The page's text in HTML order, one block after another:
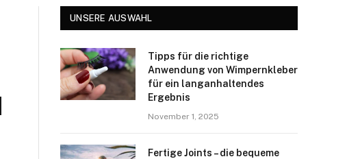
UNSERE AUSWAHL
Tipps für die richtige
Anwendung von Wimpernkleber
für ein langanhaltendes
Ergebnis
November 1, 2025
Fertige Joints – die bequeme